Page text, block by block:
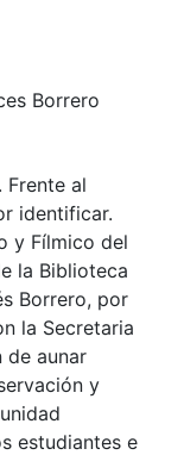
Borrero
Frente al
identificar.
y Fílmico del
la Biblioteca
Borrero, por
la Secretaria
de aunar
y
estudiantes e